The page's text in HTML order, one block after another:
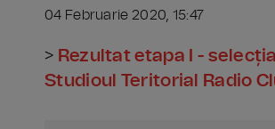
04 Februarie 2020, 15:47
> Rezultat etapa I -
Studioul Teritorial Radio